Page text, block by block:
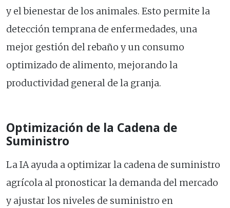
y el bienestar de los animales. Esto permite la
detección temprana de enfermedades, una
mejor gestión del rebaño y un consumo
optimizado de alimento, mejorando la
productividad general de la granja.
Optimización de la Cadena de
Suministro
La IA ayuda a optimizar la cadena de suministro
agrícola al pronosticar la demanda del mercado
y ajustar los niveles de suministro en